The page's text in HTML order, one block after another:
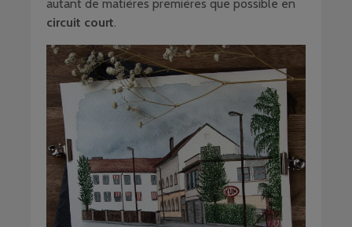
autant de matières premières que possible en
circuit court.